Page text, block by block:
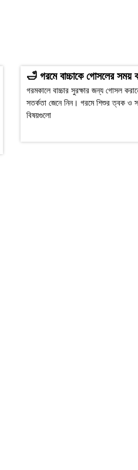
🛁 গরমে বাচ্চাকে গোসলের সময়
গরমকালে বাচ্চার সুরক্ষার জন্য গোসল
সতর্কতা জেনে নিন। গরমে শিশুর ত্বক ও
বিষয়গুলো